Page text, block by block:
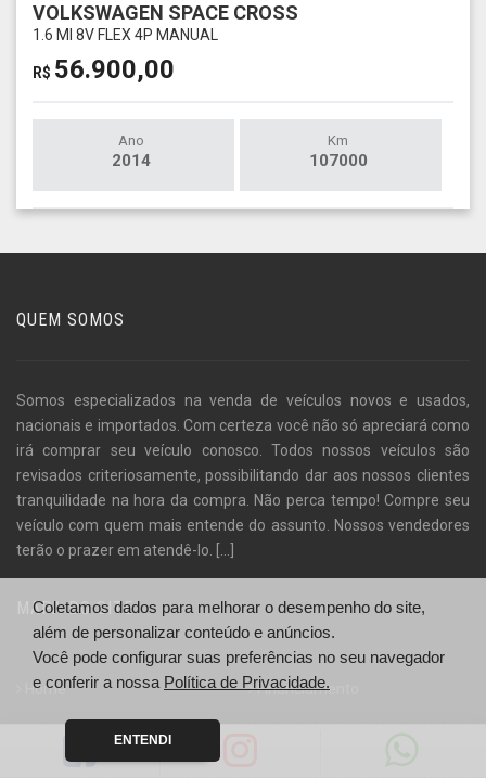
VOLKSWAGEN SPACE CROSS
1.6 MI 8V FLEX 4P MANUAL
R$ 56.900,00
Ano
2014
Km
107000
QUEM SOMOS
Somos especializados na venda de veículos novos e usados,
nacionais e importados. Com certeza você não só apreciará como
irá comprar seu veículo conosco. Todos nossos veículos são
revisados criteriosamente, possibilitando dar aos nossos clientes
tranquilidade na hora da compra. Não perca tempo! Compre seu
veículo com quem mais entende do assunto. Nossos vendedores
terão o prazer em atendê-lo. [...]
MAPA DO SITE
Home Financiamento
Coletamos dados para melhorar o desempenho do site,
além de personalizar conteúdo e anúncios.
Você pode configurar suas preferências no seu navegador
e conferir a nossa Política de Privacidade.
ENTENDI